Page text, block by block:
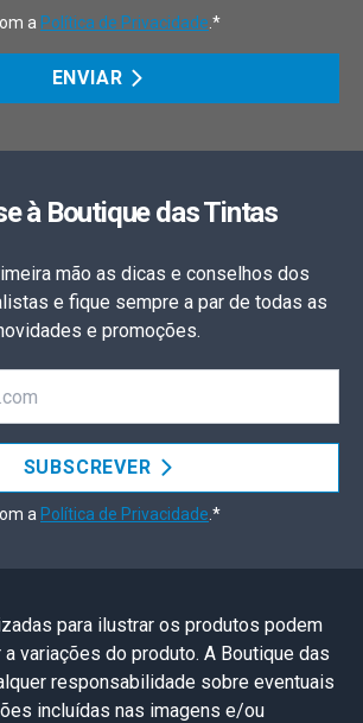
a Política de Privacidade .*
ENVIAR
à Boutique das Tintas
mão as dicas e conselhos dos
e fique sempre a par de todas as
e promoções.
SUBSCREVER
a Política de Privacidade .*
para ilustrar os produtos podem
variações do produto. A Boutique das
responsabilidade sobre eventuais
incluídas nas imagens e/ou